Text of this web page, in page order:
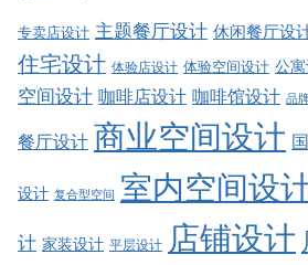
专卖店设计 主题餐厅设计 休闲餐厅设
住宅设计 体验店设计 体验空间设计 公
空间设计 咖啡店设计 咖啡馆设计 品
餐厅设计 商业空间设计
设计 复合型空间 室内空间设
计 家装设计 平层设计 店铺设计